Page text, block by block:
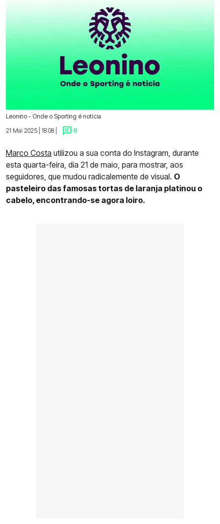
Leonino - Onde o Sporting é notícia
21 Mai 2025 | 18:08 |
0
Marco Costa utilizou a sua conta do Instagram, durante
esta quarta-feira, dia 21 de maio, para mostrar, aos
seguidores, que mudou radicalemente de visual. O
pasteleiro das famosas tortas de laranja platinou o
cabelo, encontrando-se agora loiro.